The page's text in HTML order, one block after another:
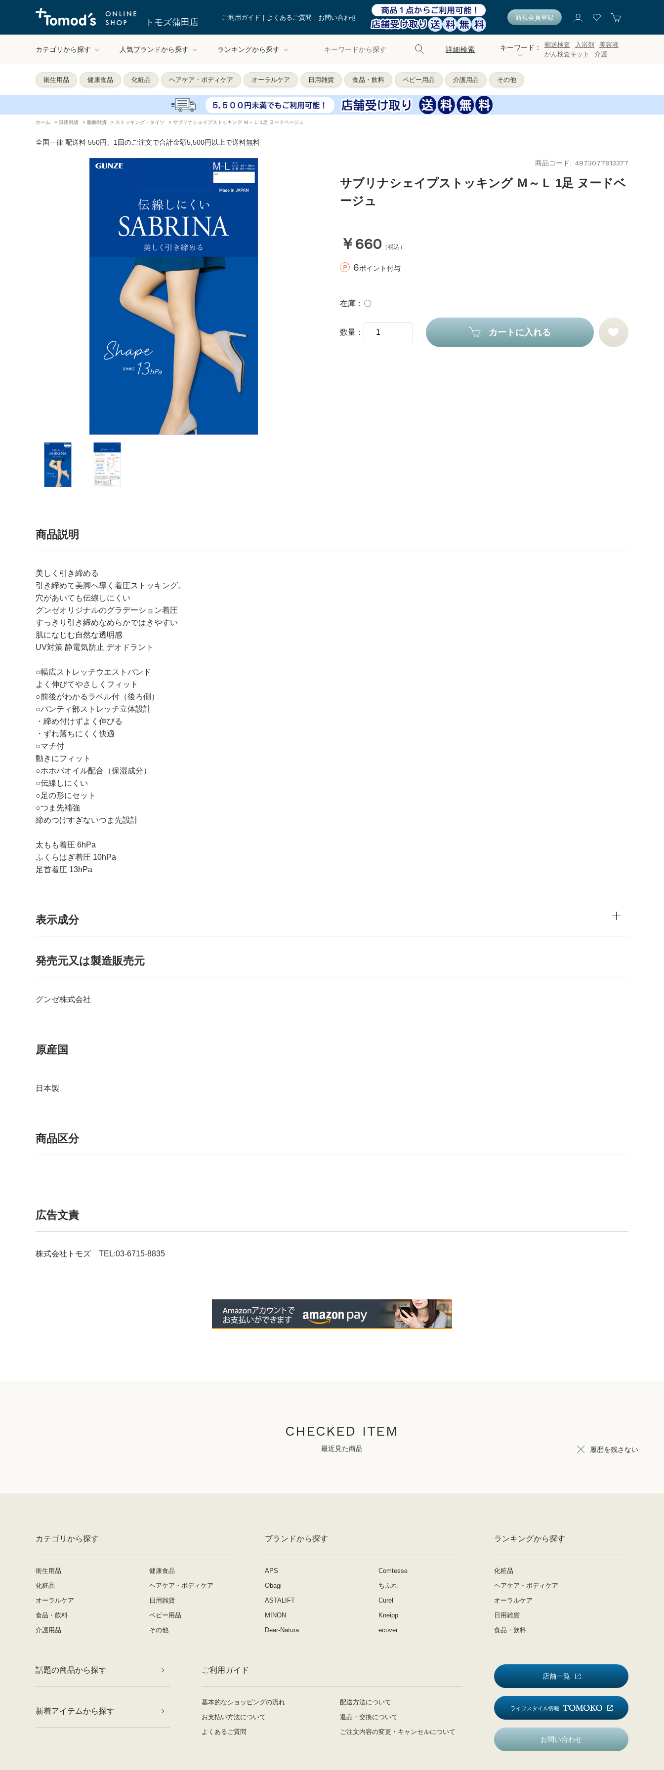
トモズ蒲田店 ご利用ガイド よくあるご質問 お問い合わせ 新規会員登録
カテゴリから探す 人気ブランドから探す ランキングから探す 詳細検索 キーワード： 郵送検査 入浴剤
美容液
がん検査キット
介護
衛生用品 健康食品 化粧品 ヘアケア・ボディケア オーラルケア 日用雑貨 食品・飲料 ベビー用品 介護用品 その他
ホーム > 日用雑貨 > 服飾雑貨 > ストッキング・タイツ > サブリナシェイプストッキング Ｍ～Ｌ 1足 ヌードベージュ
全国一律 配送料 550円、1回のご注文で合計金額5,500円以上で送料無料
商品コード 4973077813377
サブリナシェイプストッキング Ｍ～Ｌ 1足 ヌードベ
ージュ
￥660 （税込）
6ポイント付与
在庫 〇
数量 カートに入れる
商品説明
美しく引き締める
引き締めて美脚へ導く着圧ストッキング。
穴があいても伝線しにくい
グンゼオリジナルのグラデーション着圧
すっきり引き締めなめらかではきやすい
肌になじむ自然な透明感
UV対策 静電気防止 デオドラント
○幅広ストレッチウエストバンド
よく伸びてやさしくフィット
○前後がわかるラベル付（後ろ側）
○パンティ部ストレッチ立体設計
・締め付けずよく伸びる
・ずれ落ちにくく快適
○マチ付
動きにフィット
○ホホバオイル配合（保湿成分）
○伝線しにくい
○足の形にセット
○つま先補強
締めつけすぎないつま先設計
太もも着圧 6hPa
ふくらはぎ着圧 10hPa
足首着圧 13hPa
表示成分
発売元又は製造販売元
グンゼ株式会社
原産国
日本製
商品区分
広告文責
株式会社トモズ TEL:03-6715-8835
CHECKED ITEM
最近見た商品 履歴を残さない
カテゴリから探す
衛生用品
健康食品
化粧品
ヘアケア・ボディケア
オーラルケア
日用雑貨
食品・飲料
ベビー用品
介護用品
その他
ブランドから探す
APS
Comtesse
Obagi
ちふれ
ASTALIFT
Curel
MINON
Kneipp
Dear-Natura
ecover
ランキングから探す
化粧品
ヘアケア・ボディケア
オーラルケア
日用雑貨
食品・飲料
話題の商品から探す
新着アイテムから探す
ご利用ガイド
基本的なショッピングの流れ
配送方法について
お支払い方法について
返品・交換について
よくあるご質問
ご注文内容の変更・キャンセルについて
店舗一覧
ライフスタイル情報
お問い合わせ